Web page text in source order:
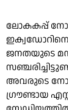
ലോകകപ്പ്
ജനതയുടെ
അവരുടെ
ഗ്രൗണ്ടായ